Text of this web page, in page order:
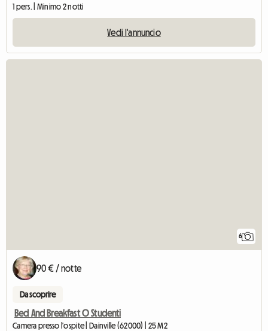
1 pers. | Minimo 2 notti
Vedi l'annuncio
6
90 € / notte
Da scoprire
Bed And Breakfast O Studenti
Camera presso l'ospite | Dainville (62000) | 25 M2